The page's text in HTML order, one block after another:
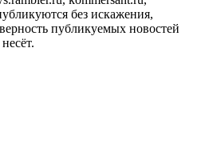
без искажения,
публикуемых новостей